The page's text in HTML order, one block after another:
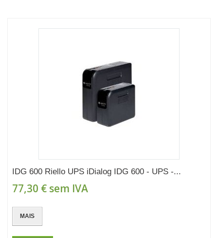
IDG 600 Riello UPS iDialog IDG 600 - UPS -...
77,30 € sem IVA
MAIS